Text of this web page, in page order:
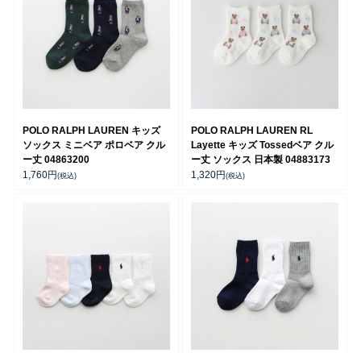
POLO RALPH LAUREN キッズ
ソックス ミニベア ポロベア クル
ー丈 04863200
1,760円(税込)
POLO RALPH LAUREN RL
Layette キッズ Tossedベア クル
ー丈 ソックス 日本製 04883173
1,320円(税込)